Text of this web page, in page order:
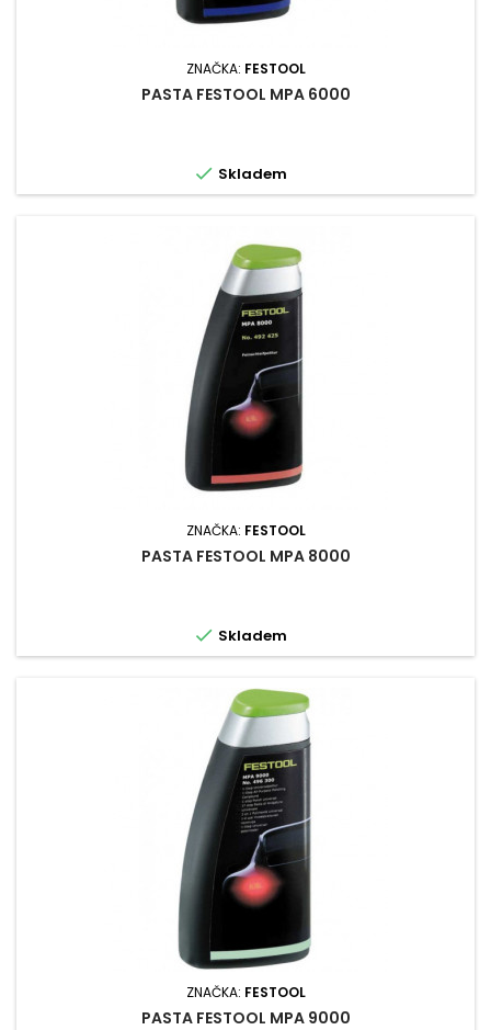
ZNAČKA: FESTOOL
PASTA FESTOOL MPA 6000
 Skladem
ZNAČKA: FESTOOL
PASTA FESTOOL MPA 8000
 Skladem
ZNAČKA: FESTOOL
PASTA FESTOOL MPA 9000